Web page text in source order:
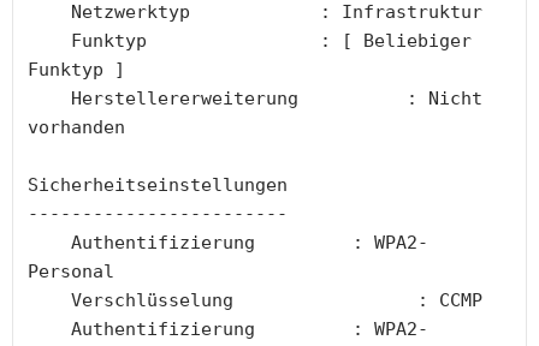
    Netzwerktyp            : Infrastruktur
Funktyp ]
vorhanden
Sicherheitseinstellungen
------------------------
Personal
    Verschlüsselung                 : CCMP